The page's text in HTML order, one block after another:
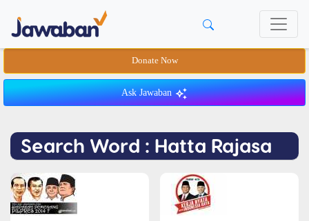
Donate Now
Ask Jawaban
Search Word : Hatta Rajasa